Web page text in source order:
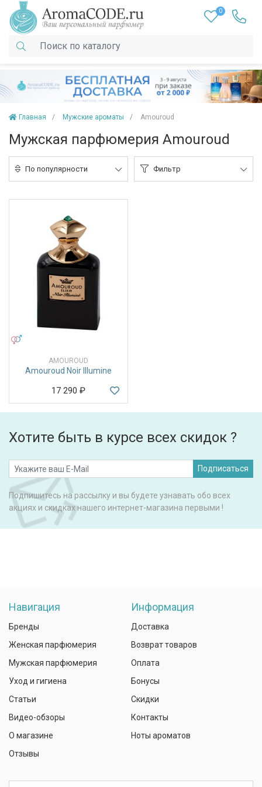
0
Главная Мужские ароматы Amouroud
Мужская парфюмерия Amouroud
По популярности Фильтр
AMOUROUD
Amouroud Noir Illumine
17 290 ₽
Хотите быть в курсе всех скидок ?
Подписаться
Подпишитесь на рассылку и вы будете узнавать обо всех
акциях и скидках нашего интернет-магазина первыми !
Навигация
Бренды
Женская парфюмерия
Мужская парфюмерия
Уход и гигиена
Статьи
Видео-обзоры
О магазине
Отзывы
Информация
Доставка
Возврат товаров
Оплата
Бонусы
Скидки
Контакты
Ноты ароматов